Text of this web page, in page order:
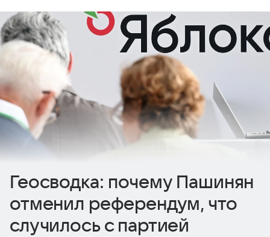
Геосводка: почему Пашинян
отменил референдум, что
случилось с партией